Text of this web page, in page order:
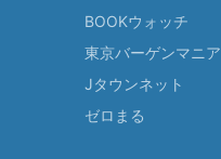
BOOKウォッチ
東京バーゲンマニア
Jタウンネット
ゼロまる